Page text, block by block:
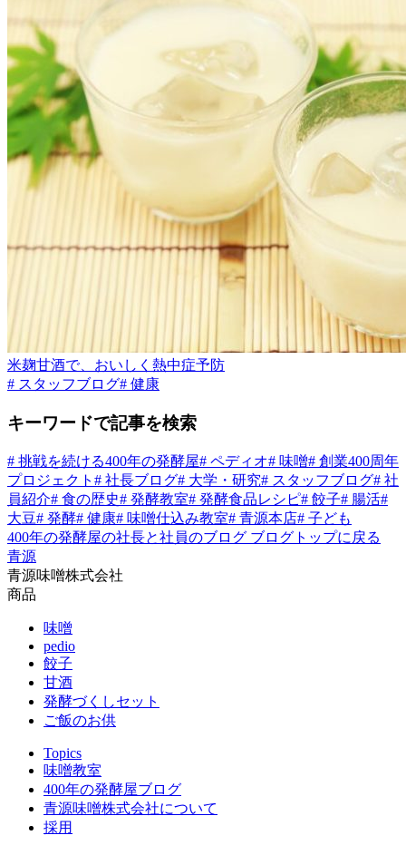
米麹甘酒で、おいしく熱中症予防
# スタッフブログ# 健康
キーワードで記事を検索
# 挑戦を続ける400年の発酵屋# ペディオ# 味噌# 創業400周年
プロジェクト # 社長ブログ# 大学・研究# スタッフブログ# 社
員紹介# 食の歴史# 発酵教室# 発酵食品レシピ# 餃子# 腸活#
大豆# 発酵# 健康# 味噌仕込み教室# 青源本店# 子ども
400年の発酵屋の社長と社員のブログ ブログトップに戻る
青源
青源味噌株式会社
商品
味噌
pedio
餃子
甘酒
発酵づくしセット
ご飯のお供
Topics
味噌教室
400年の発酵屋ブログ
青源味噌株式会社について
採用